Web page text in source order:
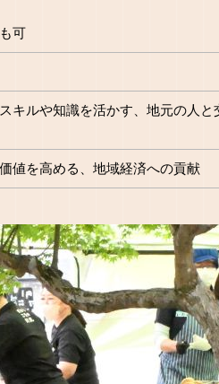
可
キルや知識を活かす、地元の人と
値を高める、地域経済への貢献